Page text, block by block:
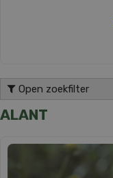
Open zoekfilter
ALANT